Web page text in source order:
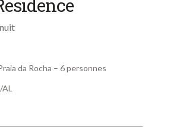
da Rocha – 6 personnes